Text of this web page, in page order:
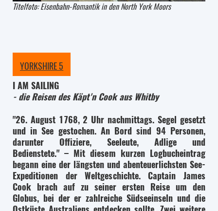
Titelfoto: Eisenbahn-Romantik in den North York Moors
YORKSHIRE 5
I AM SAILING
- die Reisen des Käpt'n Cook aus Whitby
"26. August 1768, 2 Uhr nachmittags. Segel gesetzt
und in See gestochen. An Bord sind 94 Personen,
darunter Offiziere, Seeleute, Adlige und
Bedienstete." – Mit diesem kurzen Logbucheintrag
begann eine der längsten und abenteuerlichsten See-
Expeditionen der Weltgeschichte. Captain James
Cook brach auf zu seiner ersten Reise um den
Globus, bei der er zahlreiche Südseeinseln und die